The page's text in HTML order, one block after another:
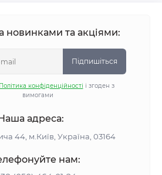
новинками та акціями:
Підпишіться
Політика конфіденційності і згоден з
вимогами
адреса:
44, м.Київ, Україна, 03164
нам: